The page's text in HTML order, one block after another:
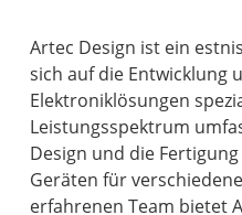
Artec Design ist ein
sich auf die Entwicklung
Elektroniklösungen
Leistungsspektrum
Design und die
Geräten für
erfahrenen Team bietet